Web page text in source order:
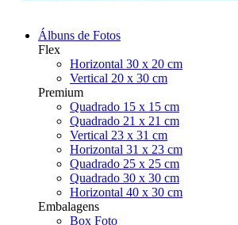
Álbuns de Fotos
Flex
Horizontal 30 x 20 cm
Vertical 20 x 30 cm
Premium
Quadrado 15 x 15 cm
Quadrado 21 x 21 cm
Vertical 23 x 31 cm
Horizontal 31 x 23 cm
Quadrado 25 x 25 cm
Quadrado 30 x 30 cm
Horizontal 40 x 30 cm
Embalagens
Box Foto